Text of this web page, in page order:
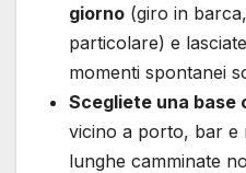
giorno (giro in
particolare) e
momenti spontanei
Scegliete una base
vicino a porto, bar e
lunghe camminate